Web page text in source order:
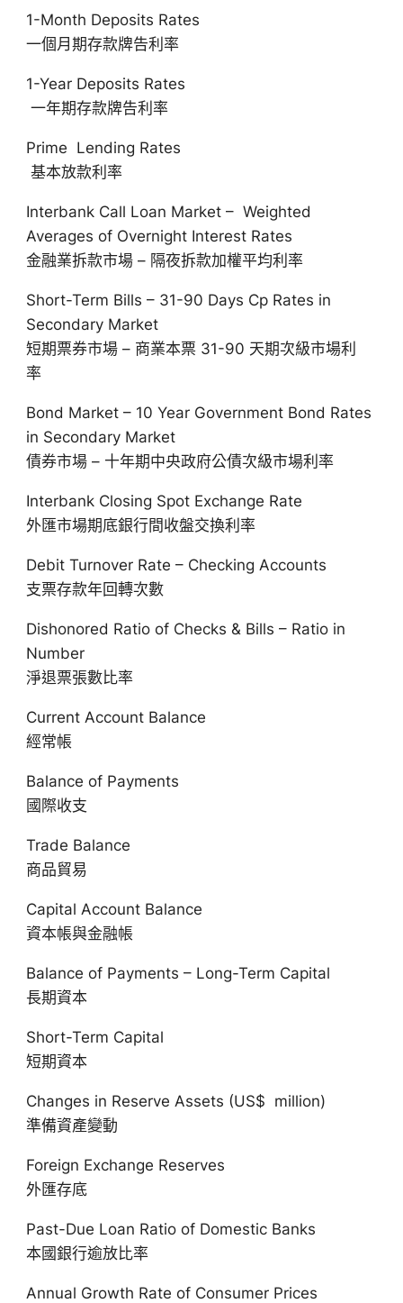
1-Month Deposits Rates
一個月期存款牌告利率
1-Year Deposits Rates
一年期存款牌告利率
Prime Lending Rates
基本放款利率
Interbank Call Loan Market – Weighted
Averages of Overnight Interest Rates
金融業拆款市場 – 隔夜拆款加權平均利率
Short-Term Bills – 31-90 Days Cp Rates in
Secondary Market
短期票券市場 – 商業本票 31-90 天期次級市場利
率
Bond Market – 10 Year Government Bond Rates
in Secondary Market
債券市場 – 十年期中央政府公債次級市場利率
Interbank Closing Spot Exchange Rate
外匯市場期底銀行間收盤交換利率
Debit Turnover Rate – Checking Accounts
支票存款年回轉次數
Dishonored Ratio of Checks & Bills – Ratio in
Number
淨退票張數比率
Current Account Balance
經常帳
Balance of Payments
國際收支
Trade Balance
商品貿易
Capital Account Balance
資本帳與金融帳
Balance of Payments – Long-Term Capital
長期資本
Short-Term Capital
短期資本
Changes in Reserve Assets (US$ million)
準備資產變動
Foreign Exchange Reserves
外匯存底
Past-Due Loan Ratio of Domestic Banks
本國銀行逾放比率
Annual Growth Rate of Consumer Prices